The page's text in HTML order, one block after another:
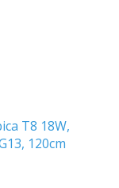
T8 18W,
120cm